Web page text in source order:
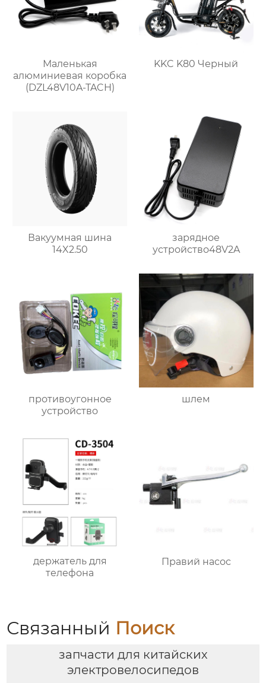
Маленькая
алюминиевая коробка
(DZL48V10A-TACH)
KKC K80 Черный
Вакуумная шина
14X2.50
зарядное
устройство48V2A
противоугонное
устройство
шлем
держатель для
телефона
Правий насос
Связанный Поиск
запчасти для китайских
электровелосипедов